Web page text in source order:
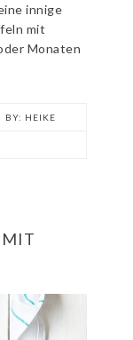
innige
mit
Monaten
HEIKE
MIT